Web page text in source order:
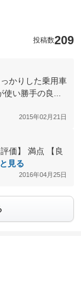
投稿数209
かりした乗用車
い勝手の良...
2015年02月21日
価】 満点 【良
見る
2016年04月25日